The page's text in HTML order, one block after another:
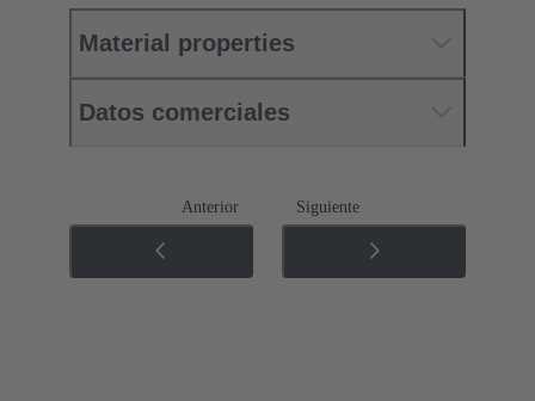
Material properties
Datos comerciales
Anterior Siguiente